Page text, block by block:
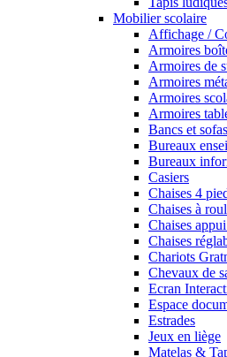
Mobilier scolaire
Affichage /
Armoires
Armoires de
Armoires
Armoires
Armoires
Bancs et sofas
Bureaux
Bureaux
Casiers
Chaises 4
Chaises à
Chaises
Chaises
Chariots
Chevaux de
Ecran
Espace
Estrades
Jeux en liège
Matelas &